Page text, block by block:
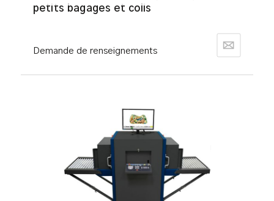
petits bagages et colis
Demande de renseignements